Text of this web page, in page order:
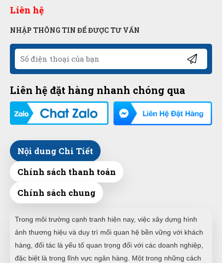
Liên hệ
NHẬP THÔNG TIN ĐỂ ĐƯỢC TƯ VẤN
Liên hệ đặt hàng nhanh chóng qua
Nội dung Chi Tiết
Chính sách thanh toán
Chính sách chung
Trong môi trường cạnh tranh hiện nay, việc xây dựng hình
ảnh thương hiệu và duy trì mối quan hệ bền vững với khách
hàng, đối tác là yếu tố quan trọng đối với các doanh nghiệp,
đặc biệt là trong lĩnh vực ngân hàng. Một trong những cách